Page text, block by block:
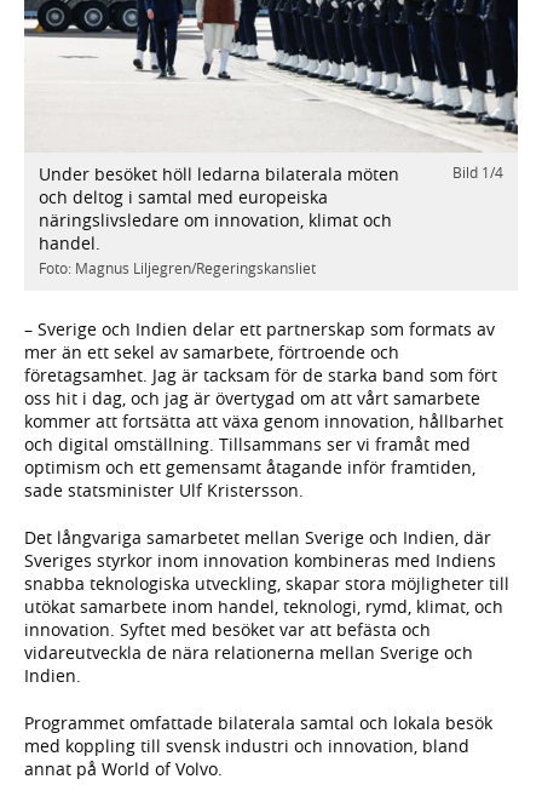
Bild 1/4
Under besöket höll ledarna bilaterala möten
och deltog i samtal med europeiska
näringslivsledare om innovation, klimat och
handel.
Foto: Magnus Liljegren/Regeringskansliet
Nästa
– Sverige och Indien delar ett partnerskap som formats av
mer än ett sekel av samarbete, förtroende och
företagsamhet. Jag är tacksam för de starka band som fört
oss hit i dag, och jag är övertygad om att vårt samarbete
kommer att fortsätta att växa genom innovation, hållbarhet
och digital omställning. Tillsammans ser vi framåt med
optimism och ett gemensamt åtagande inför framtiden,
sade statsminister Ulf Kristersson.
Det långvariga samarbetet mellan Sverige och Indien, där
Sveriges styrkor inom innovation kombineras med Indiens
snabba teknologiska utveckling, skapar stora möjligheter till
utökat samarbete inom handel, teknologi, rymd, klimat, och
innovation. Syftet med besöket var att befästa och
vidareutveckla de nära relationerna mellan Sverige och
Indien.
Programmet omfattade bilaterala samtal och lokala besök
med koppling till svensk industri och innovation, bland
annat på World of Volvo.